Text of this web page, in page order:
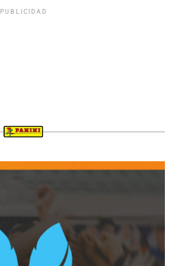
PUBLICIDAD